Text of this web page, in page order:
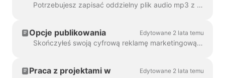
Potrzebujesz zapisać oddzielny plik audio mp3 z wideo do podcastu lub po prostu chcesz go użyć jako lektora? To proste dzięki wave.video! Po pierwsze,...
Opcje publikowania Edytowane 2 lata temu
Skończyłeś swoją cyfrową reklamę marketingową i jesteś gotowy, aby podzielić się nią ze światem. Co teraz? Czas na publikację! W Wave.video ed...
Praca z projektami w
Edytowane 2 lata temu